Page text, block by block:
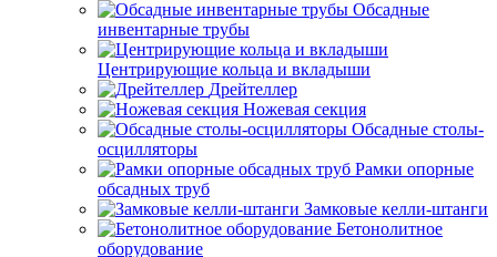
Обсадные
инвентарные трубы
Центрирующие кольца и вкладыши
Дрейтеллер
Ножевая секция
Обсадные столы-
осцилляторы
Рамки опорные
обсадных труб
Замковые келли-штанги
Бетонолитное
оборудование